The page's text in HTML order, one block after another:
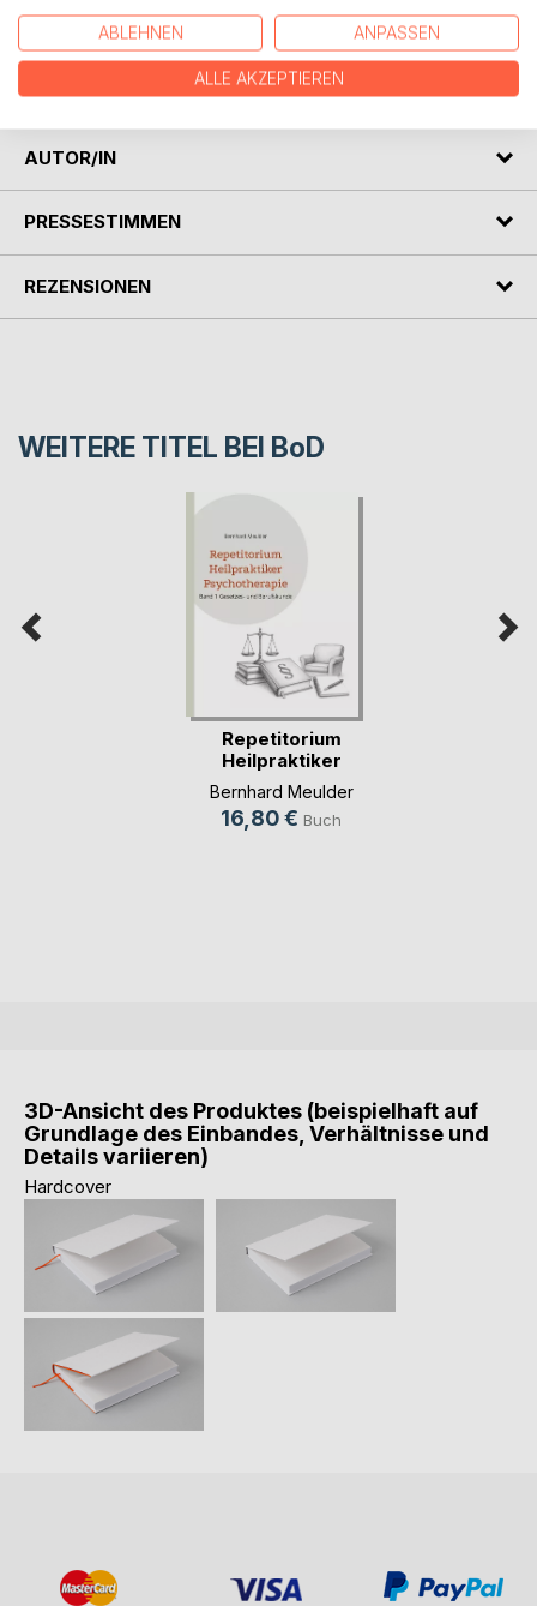
Dieses Buch ist mit den Kenntnissen aus einer
mathematisch-physikalischen Schulausbildung gut
verständlich und vermittelt die astrophysikalischen
Grundlagen unseres Universums.
AUTOR/IN
PRESSESTIMMEN
REZENSIONEN
WEITERE TITEL BEI BoD
Repetitorium
Heilpraktiker
Psychot(...)
Bernhard Meulder
16,80 € Buch
3D-Ansicht des Produktes (beispielhaft auf
Grundlage des Einbandes, Verhältnisse und
Details variieren)
Hardcover
ABLEHNEN ANPASSEN
ALLE AKZEPTIEREN